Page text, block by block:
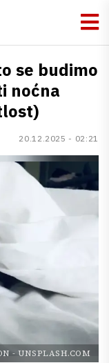
se budimo
noćna
20.12.2025 - 02:21
- UNSPLASH.COM